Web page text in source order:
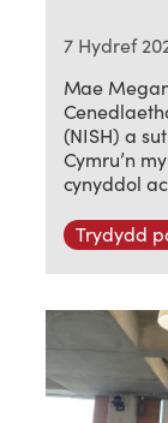
7 Hydref
Mae
(NISH) a
Cymru’n
cynyddol
Trydydd